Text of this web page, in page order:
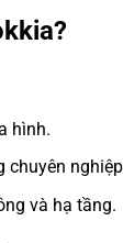
hình.
chuyên
và hạ tầng.